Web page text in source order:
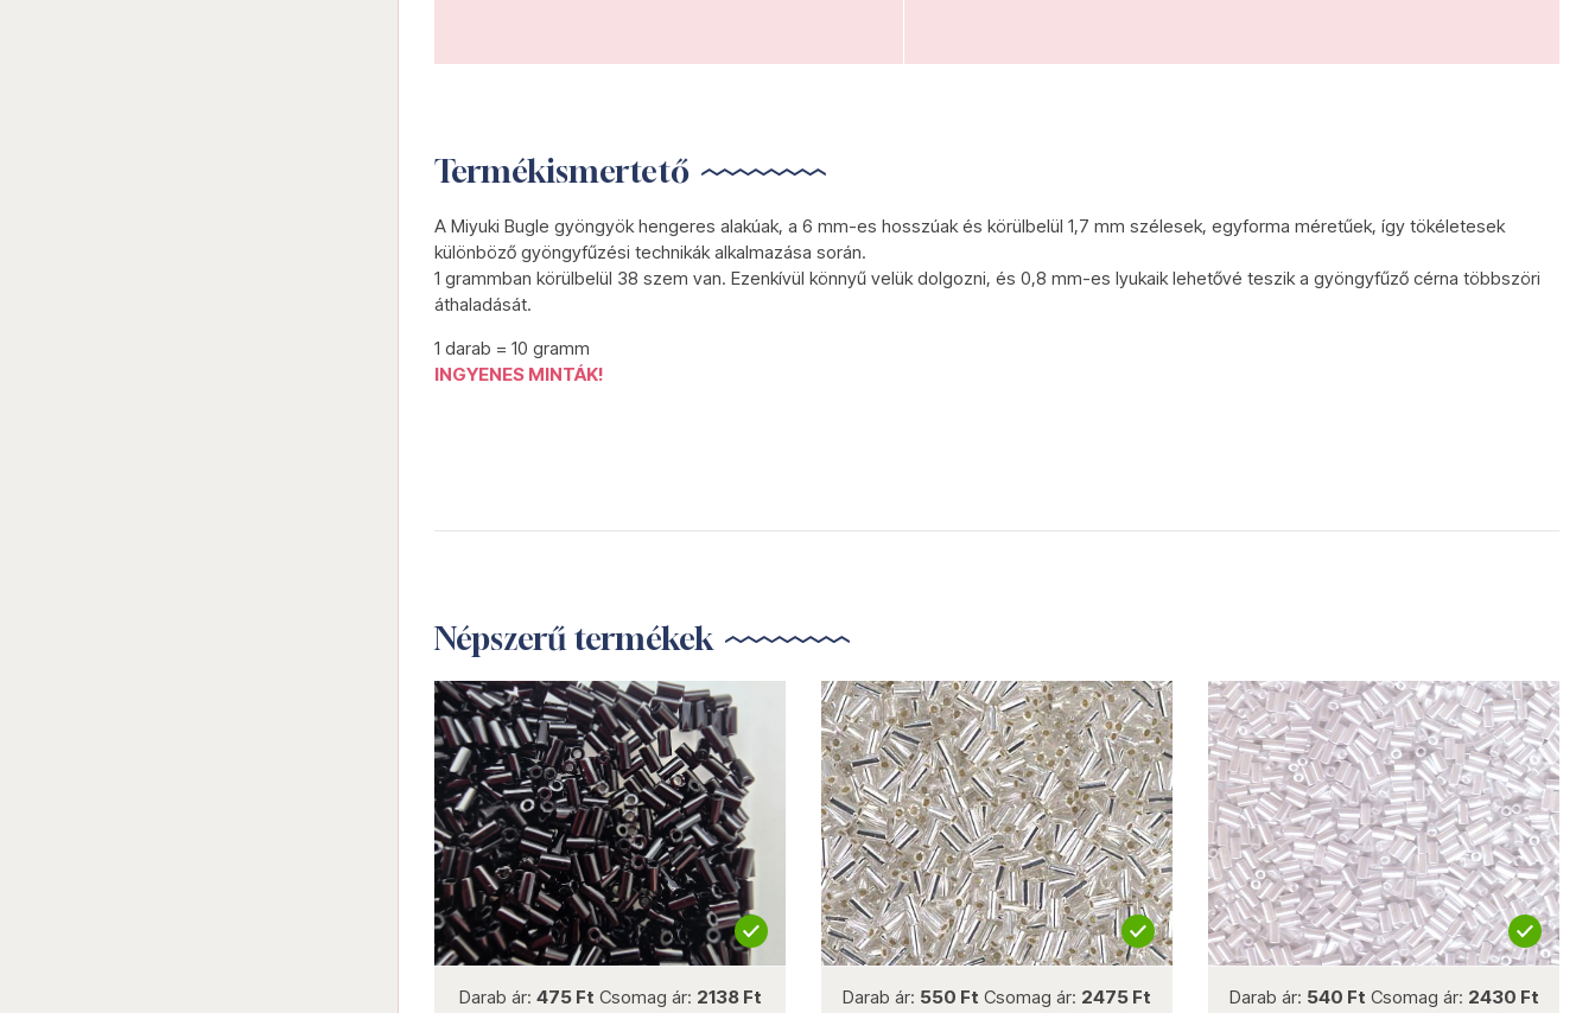
Termékismertető
A Miyuki Bugle gyöngyök hengeres alakúak, a 6 mm-es hosszúak és körülbelül 1,7 mm szélesek, egyforma méretűek, így tökéletesek
különböző gyöngyfűzési technikák alkalmazása során.
1 grammban körülbelül 38 szem van. Ezenkívül könnyű velük dolgozni, és 0,8 mm-es lyukaik lehetővé teszik a gyöngyfűző cérna többszöri
áthaladását.
1 darab = 10 gramm
INGYENES MINTÁK!
Népszerű termékek
Darab ár: 475 Ft Csomag ár: 2138 Ft
Darab ár: 550 Ft Csomag ár: 2475 Ft
Darab ár: 540 Ft Csomag ár: 2430 Ft